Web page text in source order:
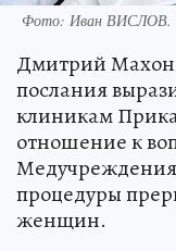
Фото: Иван ВИСЛОВ.
Дмитрий
послания
клиникам
отношение к
Медучреждения
процедуры
женщин.